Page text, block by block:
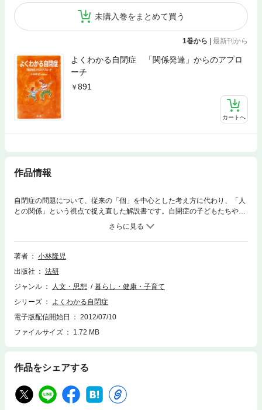
未購入巻をまとめて買う
1巻から 最新刊から
よくわかる自閉症 「関係発達」からのアプロ
ーチ
891
カートへ
作品情報
自閉症の問題について、従来の「個」を中心とした考え方に代わり、「人
との関係」という視点で捉え直した解説書です。自閉症の子どもたちや家
族と実際にかかわってきた著者が、多数の事例をもとに、自閉症の三大特
徴である「対人関係の障害」「コミュニケーションの障害」「偏った興
味、繰り返し行動、こだわり行動」、さらに、「行動障害」について、そ
れらの行動の特徴が生まれる過程と、どのような対応をしたらよいかを綴
著者
小林隆児
出版社
法研
ジャンル
人文・思想
暮らし・健康・子育て
シリーズ
よくわかる自閉症
電子版配信開始日
2012/07/10
ファイルサイズ
1.72 MB
作品をシェアする